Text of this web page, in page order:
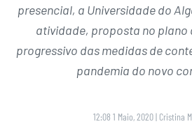
presencial, a Universidade do
atividade, proposta no plano
progressivo das medidas de
pandemia do novo
12:08 1 Maio, 2020 | Cristina